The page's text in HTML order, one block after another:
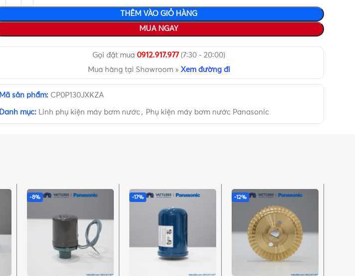
THÊM VÀO GIỎ HÀNG
MUA NGAY
Gọi đặt mua 0912.917.977(7:30 - 20:00)
Mua hàng tại Showroom » Xem đường đi
Mã sản phẩm: CP0P130JXKZA
Danh mục: Linh phụ kiện máy bơm nước , Phụ kiện máy bơm nước Panasonic
-8% -17% -12%